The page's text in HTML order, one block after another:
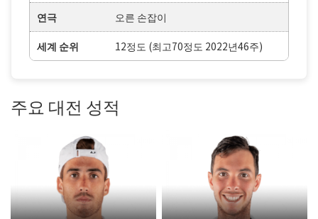
연극 오른 손잡이
세계 순위 12정도 (최고70정도 2022년46주)
주요 대전 성적